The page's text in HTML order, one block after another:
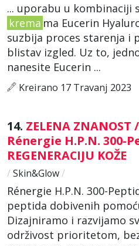
... uporabu u kombinaciji
krema ma Eucerin
suzbija proces starenja i
blistav izgled. Uz to,
nanesite Eucerin ...
Kreirano 17 Travanj 2023
14. ZELENA
Rénergie H.P.N. 300-
REGENERACIJU KOŽE
/ Skin&Glow/
Rénergie H.P.N. 300-
peptida dobivenih
Dizajniramo i razvijamo
održivost prioritetom,